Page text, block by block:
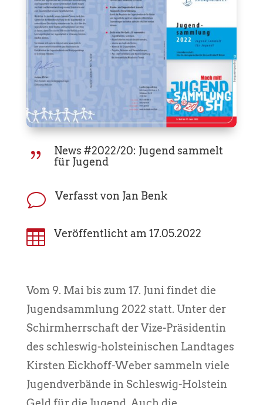
{
News #2022/20: Jugend sammelt
für Jugend
v Verfasst von Jan Benk
 Veröffentlicht am 17.05.2022
Vom 9. Mai bis zum 17. Juni findet die
Jugendsammlung 2022 statt. Unter der
Schirmherrschaft der Vize-Präsidentin
des schleswig-holsteinischen Landtages
Kirsten Eickhoff-Weber sammeln viele
Jugendverbände in Schleswig-Holstein